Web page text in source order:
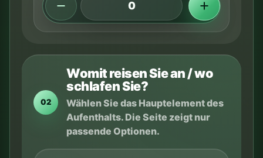
02
Womit reisen Sie an / wo
schlafen Sie?
Wählen Sie das Hauptelement des
Aufenthalts. Die Seite zeigt nur
passende Optionen.